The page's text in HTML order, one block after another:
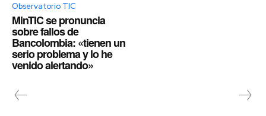
Observatorio TIC
MinTIC se pronuncia
sobre fallos de
Bancolombia: «tienen un
serio problema y lo he
venido alertando»